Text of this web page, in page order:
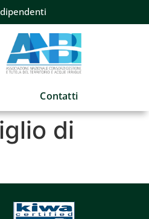
Contatti
di